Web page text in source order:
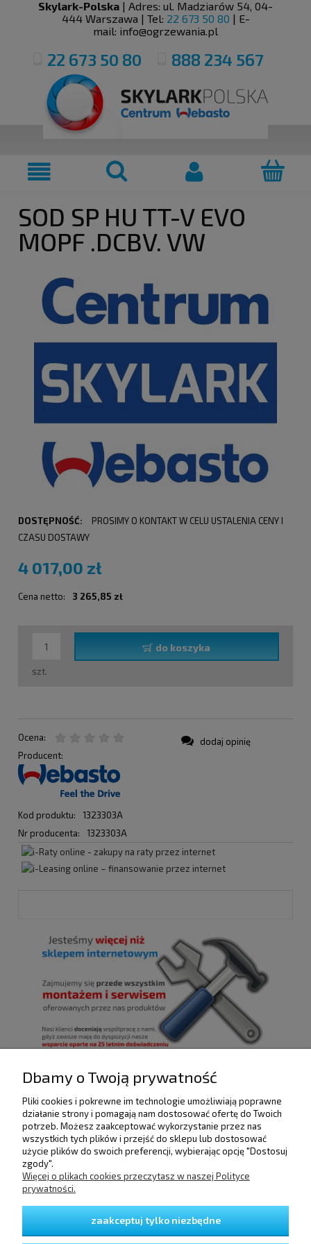
Skylark-Polska | Adres: ul. Madziarów 54, 04-
444 Warszawa | Tel: 22 673 50 80 | E-
mail: info@ogrzewania.pl
22 673 50 80 888 234 567
SOD SP HU TT-V EVO
MOPF .DCBV. VW
DOSTĘPNOŚĆ:
PROSIMY O KONTAKT W CELU USTALENIA CENY I
CZASU DOSTAWY
4 017,00 zł
Cena netto: 3 265,85 zł
szt.
do koszyka
Ocena:
Producent:
Kod produktu:
1323303A
Nr producenta:
1323303A
dodaj opinię
POMOC
DOSTAWA I PŁATNOŚCI
Dbamy o Twoją prywatność
Pliki cookies i pokrewne im technologie umożliwiają poprawne
działanie strony i pomagają nam dostosować ofertę do Twoich
potrzeb. Możesz zaakceptować wykorzystanie przez nas
wszystkich tych plików i przejść do sklepu lub dostosować
użycie plików do swoich preferencji, wybierając opcję "Dostosuj
zgody".
Więcej o plikach cookies przeczytasz w naszej Polityce
prywatności.
zaakceptuj tylko niezbędne